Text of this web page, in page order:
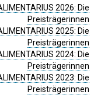
2026: Die
Preisträgerinnen
2025: Die
Preisträgerinnen
2024: Die
Preisträgerinnen
2023: Die
Preisträgerinnen